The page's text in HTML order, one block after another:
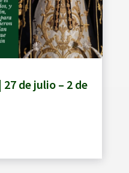
27 de julio – 2 de